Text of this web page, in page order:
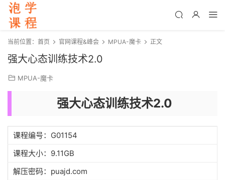
当前位置： 首页 官网课程&峰会 MPUA-魔卡 正文
强大心态训练技术2.0
MPUA-魔卡
强大心态训练技术2.0
课程编号：G01154
课程大小：9.11GB
解压密码：puajd.com